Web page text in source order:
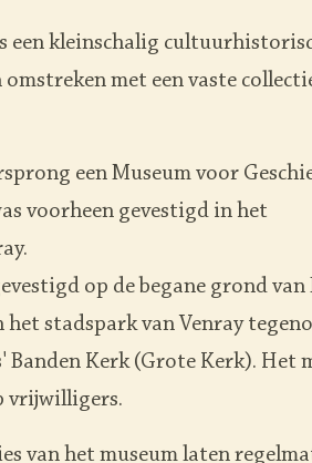
een kleinschalig
omstreken met een vaste
een Museum voor
voorheen gevestigd in het
op de begane grond van
stadspark van Venray
Kerk (Grote Kerk). Het
vrijwilligers.
van het museum laten